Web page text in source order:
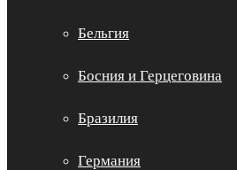
Бельгия
Босния и Герцеговина
Бразилия
Германия